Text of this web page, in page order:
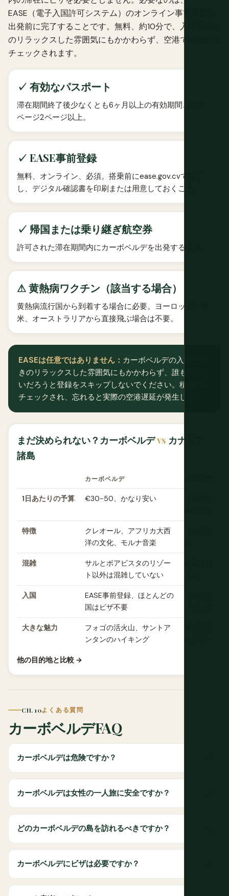
EASE（電子入国許可システム）のオンライン事前登録を
出発前に完了することです。無料、約10分で、入国手続き
のリラックスした雰囲気にもかかわらず、空港で積極的に
チェックされます。
✓ 有効なパスポート
滞在期間終了後少なくとも6ヶ月以上の有効期間、空白
ページ2ページ以上。
✓ EASE事前登録
無料、オンライン、必須。搭乗前にease.gov.cvで完了
し、デジタル確認書を印刷または用意しておくこと。
✓ 帰国または乗り継ぎ航空券
許可された滞在期間内にカーボベルデを出発する証拠。
⚠ 黄熱病ワクチン（該当する場合）
黄熱病流行国から到着する場合に必要。ヨーロッパ、北
米、オーストラリアから直接飛ぶ場合は不要。
EASEは任意ではありません： カーボベルデの入国手続
きのリラックスした雰囲気にもかかわらず、誰も聞かな
いだろうと登録をスキップしないでください。積極的に
チェックされ、忘れると実際の空港遅延が発生します。
まだ決められない？カーボベルデvs カナリア
諸島
カーボベルデ
1日あたりの予算 €30-50、かなり安い
特徴
クレオール、アフリカ大西
洋の文化、モルナ音楽
混雑
サルとボアビスタのリゾー
ト以外は混雑していない
入国
EASE事前登録、ほとんどの
国はビザ不要
大きな魅力
フォゴの活火山、サントア
ンタンのハイキング
他の目的地と比較 →
CH. 10よくある質問
カーボベルデFAQ
カーボベルデは危険ですか？
カーボベルデは女性の一人旅に安全ですか？
どのカーボベルデの島を訪れるべきですか？
カーボベルデにビザは必要ですか？